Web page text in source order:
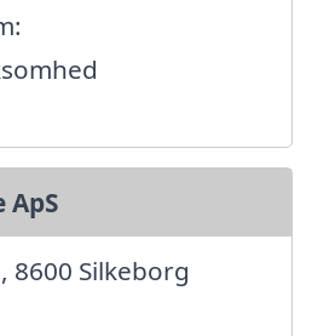
ApS
8600 Silkeborg